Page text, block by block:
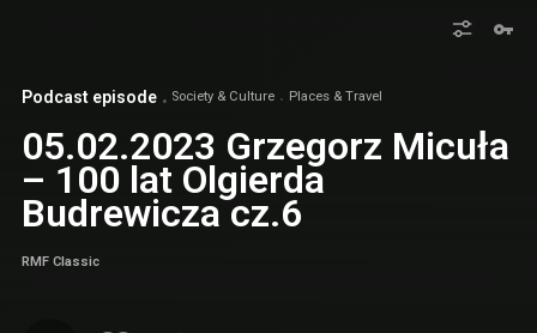
Podcast episode Society & Culture Places & Travel
05.02.2023 Grzegorz Micuła
– 100 lat Olgierda
Budrewicza cz.6
RMF Classic